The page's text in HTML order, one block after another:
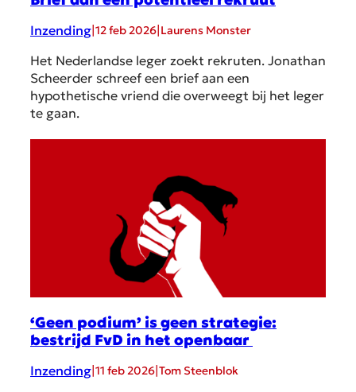
Inzending 12 feb 2026 Laurens Monster
Het Nederlandse leger zoekt rekruten. Jonathan
Scheerder schreef een brief aan een
hypothetische vriend die overweegt bij het leger
te gaan.
‘Geen podium’ is geen strategie:
bestrijd FvD in het openbaar
Inzending 11 feb 2026 Tom Steenblok